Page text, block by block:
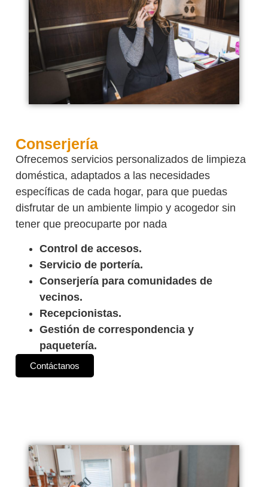
Conserjería
Ofrecemos servicios personalizados de limpieza
doméstica, adaptados a las necesidades
específicas de cada hogar, para que puedas
disfrutar de un ambiente limpio y acogedor sin
tener que preocuparte por nada
Control de accesos.
Servicio de portería.
Conserjería para comunidades de
vecinos.
Recepcionistas.
Gestión de correspondencia y
paquetería.
Contáctanos